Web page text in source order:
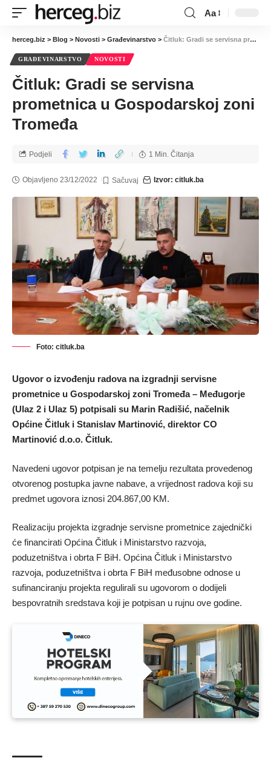
Aa
herceg.biz > Blog > Novosti > Građevinarstvo > Čitluk: Gradi se servisna prometnica u Gospodarskoj zoni Tromeđa
GRAĐEVINARSTVO NOVOSTI
Čitluk: Gradi se servisna
prometnica u Gospodarskoj zoni
Tromeđa
Objavljeno 23/12/2022 Izvor: citluk.ba
Podjeli 1 Min. Čitanja
Foto: citluk.ba
Ugovor o izvođenju radova na izgradnji servisne
prometnice u Gospodarskoj zoni Tromeđa – Međugorje
(Ulaz 2 i Ulaz 5) potpisali su Marin Radišić, načelnik
Općine Čitluk i Stanislav Martinović, direktor CO
Martinović d.o.o. Čitluk.
Navedeni ugovor potpisan je na temelju rezultata provedenog
otvorenog postupka javne nabave, a vrijednost radova koji su
predmet ugovora iznosi 204.867,00 KM.
Realizaciju projekta izgradnje servisne prometnice zajednički
će financirati Općina Čitluk i Ministarstvo razvoja,
poduzetništva i obrta F BiH. Općina Čitluk i Ministarstvo
razvoja, poduzetništva i obrta F BiH međusobne odnose u
sufinanciranju projekta regulirali su ugovorom o dodijeli
bespovratnih sredstava koji je potpisan u rujnu ove godine.